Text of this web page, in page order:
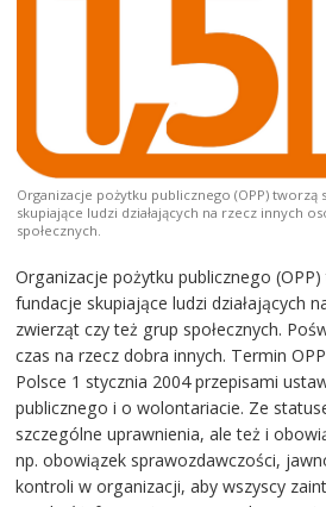
Organizacje pożytku publicznego (OPP) tworzą
skupiające ludzi działających na rzecz innych
społecznych.
Organizacje pożytku publicznego
fundacje skupiające ludzi działających
zwierząt czy też grup społecznych.
czas na rzecz dobra innych. Termin
Polsce 1 stycznia 2004 przepisami
publicznego i o wolontariacie. Ze
szczególne uprawnienia, ale też i
np. obowiązek sprawozdawczości,
kontroli w organizacji, aby wszyscy